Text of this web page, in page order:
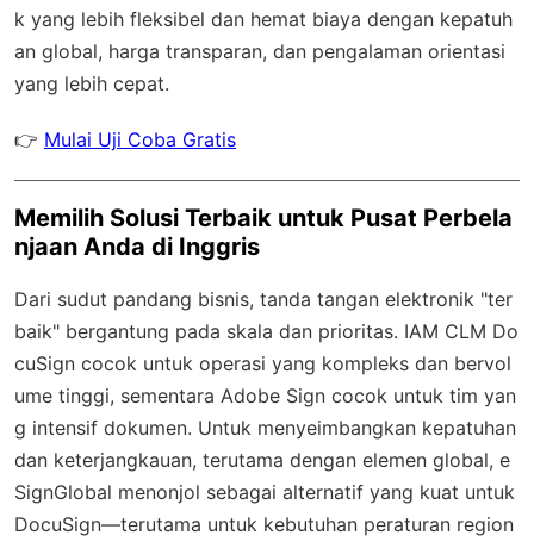
k yang lebih fleksibel dan hemat biaya dengan kepatuh
an global, harga transparan, dan pengalaman orientasi
yang lebih cepat.
👉 Mulai Uji Coba Gratis
Memilih Solusi Terbaik untuk Pusat Perbela
njaan Anda di Inggris
Dari sudut pandang bisnis, tanda tangan elektronik "ter
baik" bergantung pada skala dan prioritas. IAM CLM Do
cuSign cocok untuk operasi yang kompleks dan bervol
ume tinggi, sementara Adobe Sign cocok untuk tim yan
g intensif dokumen. Untuk menyeimbangkan kepatuhan
dan keterjangkauan, terutama dengan elemen global, e
SignGlobal menonjol sebagai alternatif yang kuat untuk
DocuSign—terutama untuk kebutuhan peraturan region